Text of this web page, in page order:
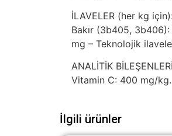
İLAVELER (her kg
Bakır (3b405,
mg – Teknolojik
ANALİTİK
Vitamin C: 400 mg/
İlgili ürünler